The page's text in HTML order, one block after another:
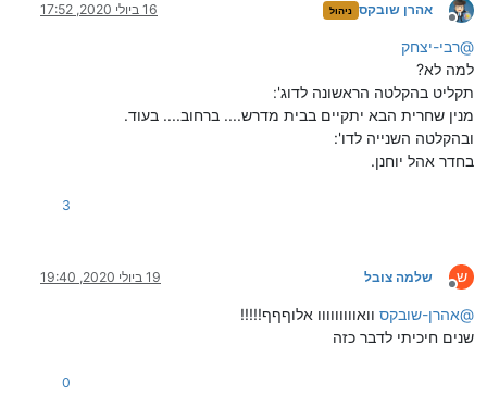
מנותק
אהרן שובקס ניהול 16 ביולי 2020, 17:52
@רבי-יצחק
למה לא?
תקליט בהקלטה הראשונה לדוג':
מנין שחרית הבא יתקיים בבית מדרש.... ברחוב.... בעוד.
ובהקלטה השנייה לדו':
בחדר אהל יוחנן.
3
ש
מנותק
שלמה צובל 19 ביולי 2020, 19:40
@אהרן-שובקס וואווווווווו אלוףףף!!!!!
שנים חיכיתי לדבר כזה
0